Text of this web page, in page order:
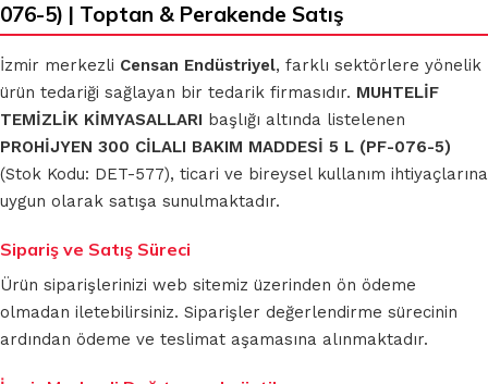
076-5) | Toptan & Perakende Satış
İzmir merkezli Censan Endüstriyel, farklı sektörlere yönelik
ürün tedariği sağlayan bir tedarik firmasıdır. MUHTELİF
TEMİZLİK KİMYASALLARI başlığı altında listelenen
PROHİJYEN 300 CİLALI BAKIM MADDESİ 5 L (PF-076-5)
(Stok Kodu: DET-577), ticari ve bireysel kullanım ihtiyaçlarına
uygun olarak satışa sunulmaktadır.
Sipariş ve Satış Süreci
Ürün siparişlerinizi web sitemiz üzerinden ön ödeme
olmadan iletebilirsiniz. Siparişler değerlendirme sürecinin
ardından ödeme ve teslimat aşamasına alınmaktadır.